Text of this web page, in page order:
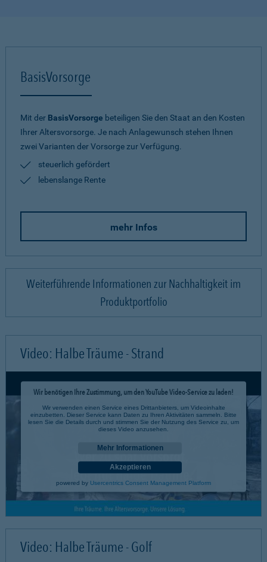
BasisVorsorge
Mit der BasisVorsorge beteiligen Sie den Staat an den Kosten
Ihrer Altersvorsorge. Je nach Anlagewunsch stehen Ihnen
zwei Varianten der Vorsorge zur Verfügung.
steuerlich gefördert
lebenslange Rente
mehr Infos
Weiterführende Informationen zur Nachhaltigkeit im
Produktportfolio
Video: Halbe Träume - Strand
Wir benötigen Ihre Zustimmung, um den YouTube Video-Service zu laden!
Wir verwenden einen Service eines Drittanbieters, um Videoinhalte
einzubetten. Dieser Service kann Daten zu Ihren Aktivitäten sammeln. Bitte
lesen Sie die Details durch und stimmen Sie der Nutzung des Service zu, um
dieses Video anzusehen.
Mehr Informationen
Akzeptieren
powered by Usercentrics Consent Management Platform
Video: Halbe Träume - Golf